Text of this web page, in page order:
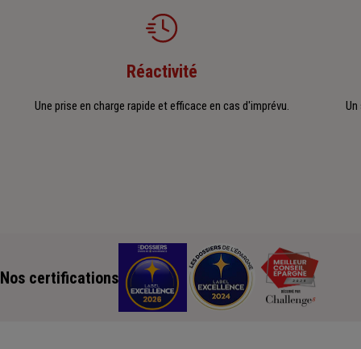
Réactivité
Une prise en charge rapide et efficace en cas d'imprévu.
Nos certifications